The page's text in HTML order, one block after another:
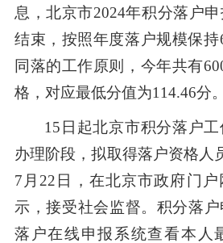
息，北京市2024年积分落户
结束，按照年度落户规模保持
同落的工作原则，今年共有
格，对应最低分值为114.46分。
15日起北京市积分落户
办理阶段，拟取得落户资格人
7月22日，在北京市政府门户
示，接受社会监督。积分落
落户在线申报系统查看本人